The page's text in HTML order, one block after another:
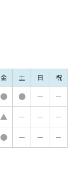
金 土 日 祝
● ● －
－
▲ － －
－
● － － －